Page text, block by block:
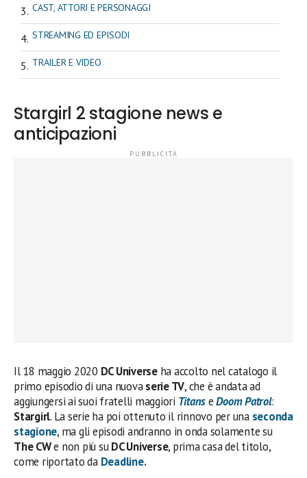
CAST, ATTORI E PERSONAGGI
STREAMING ED EPISODI
TRAILER E VIDEO
Stargirl 2 stagione news e
anticipazioni
Il 18 maggio 2020 DC Universeha accolto nel catalogo il
primo episodio di una nuovaserie TV, che è andata ad
aggiungersi ai suoi fratelli maggiori TitanseDoom Patrol:
Stargirl. La serie ha poi ottenuto il rinnovo per unaseconda
stagione, ma gli episodi andranno in onda solamente su
The CWe non più suDC Universe, prima casa del titolo,
come riportato da Deadline.